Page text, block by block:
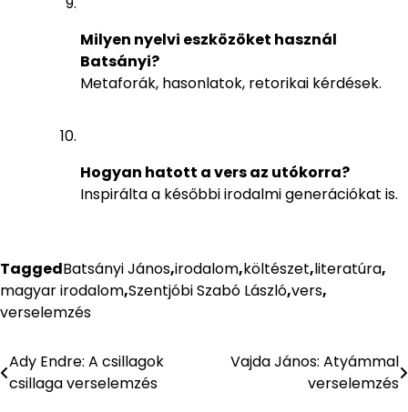
Milyen nyelvi eszközöket használ
Batsányi?
Metaforák, hasonlatok, retorikai kérdések.
Hogyan hatott a vers az utókorra?
Inspirálta a későbbi irodalmi generációkat is.
TaggedBatsányi János,irodalom,költészet,literatúra,
magyar irodalom,Szentjóbi Szabó László,vers,
verselemzés
Bejegyzés
navigáció
Ady Endre: A csillagok
csillaga verselemzés
Vajda János: Atyámmal
verselemzés